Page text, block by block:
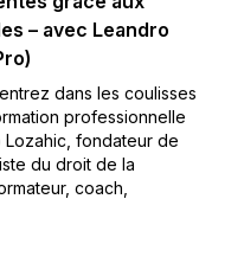
– avec Leandro
dans les coulisses
professionnelle
fondateur de
du droit de la
coach,